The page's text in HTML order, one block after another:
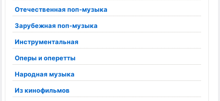
Отечественная поп-музыка
Зарубежная поп-музыка
Инструментальная
Оперы и оперетты
Народная музыка
Из кинофильмов